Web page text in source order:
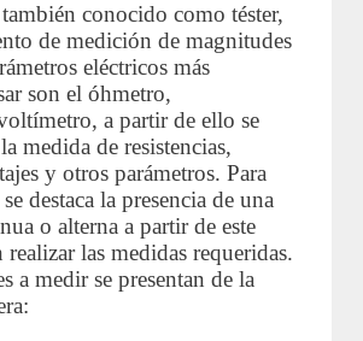
conocido como téster,
de medición de magnitudes
eléctricos más
son el óhmetro,
a partir de ello se
medida de resistencias,
y otros parámetros. Para
destaca la presencia de una
o alterna a partir de este
realizar las medidas requeridas.
a medir se presentan de la